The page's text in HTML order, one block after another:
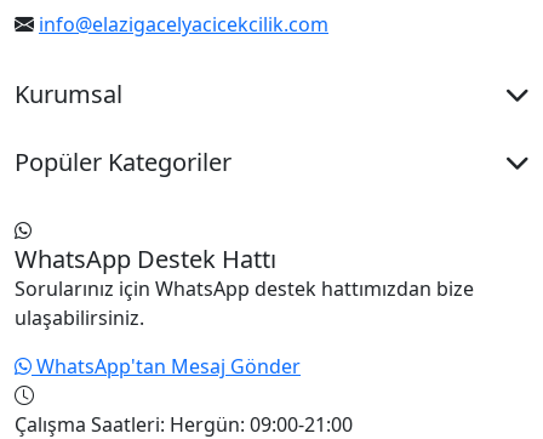
info@elazigacelyacicekcilik.com
Kurumsal
Popüler Kategoriler
WhatsApp Destek Hattı
Sorularınız için WhatsApp destek hattımızdan bize
ulaşabilirsiniz.
WhatsApp'tan Mesaj Gönder
Çalışma Saatleri: Hergün: 09:00-21:00